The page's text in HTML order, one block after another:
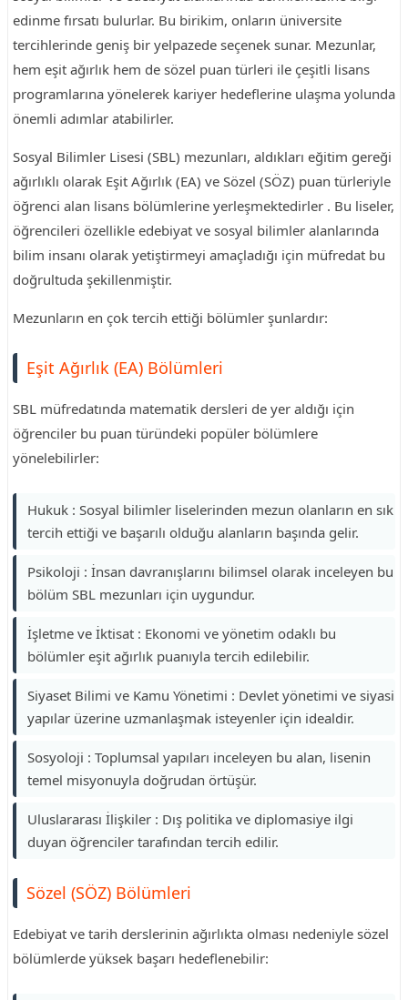
edinme fırsatı bulurlar. Bu birikim, onların üniversite
tercihlerinde geniş bir yelpazede seçenek sunar. Mezunlar,
hem eşit ağırlık hem de sözel puan türleri ile çeşitli lisans
programlarına yönelerek kariyer hedeflerine ulaşma yolunda
önemli adımlar atabilirler.
Sosyal Bilimler Lisesi (SBL) mezunları, aldıkları eğitim gereği
ağırlıklı olarak Eşit Ağırlık (EA) ve Sözel (SÖZ) puan türleriyle
öğrenci alan lisans bölümlerine yerleşmektedirler . Bu liseler,
öğrencileri özellikle edebiyat ve sosyal bilimler alanlarında
bilim insanı olarak yetiştirmeyi amaçladığı için müfredat bu
doğrultuda şekillenmiştir.
Mezunların en çok tercih ettiği bölümler şunlardır:
Eşit Ağırlık (EA) Bölümleri
SBL müfredatında matematik dersleri de yer aldığı için
öğrenciler bu puan türündeki popüler bölümlere
yönelebilirler:
Hukuk : Sosyal bilimler liselerinden mezun olanların en sık
tercih ettiği ve başarılı olduğu alanların başında gelir.
Psikoloji : İnsan davranışlarını bilimsel olarak inceleyen bu
bölüm SBL mezunları için uygundur.
İşletme ve İktisat : Ekonomi ve yönetim odaklı bu
bölümler eşit ağırlık puanıyla tercih edilebilir.
Siyaset Bilimi ve Kamu Yönetimi : Devlet yönetimi ve siyasi
yapılar üzerine uzmanlaşmak isteyenler için idealdir.
Sosyoloji : Toplumsal yapıları inceleyen bu alan, lisenin
temel misyonuyla doğrudan örtüşür.
Uluslararası İlişkiler : Dış politika ve diplomasiye ilgi
duyan öğrenciler tarafından tercih edilir.
Sözel (SÖZ) Bölümleri
Edebiyat ve tarih derslerinin ağırlıkta olması nedeniyle sözel
bölümlerde yüksek başarı hedeflenebilir: